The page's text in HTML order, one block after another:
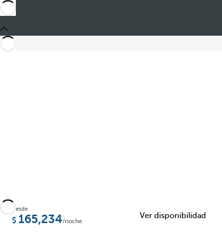
Compartir
Añadir a favoritos
Desde
165,234/noche
Ver disponibilidad